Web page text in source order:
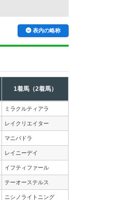
表内の略称
1着馬（2着馬）
ミラクルティアラ
レイクリエイター
マニバドラ
レイニーデイ
イフティファール
テーオーステルス
ニシノライトニング